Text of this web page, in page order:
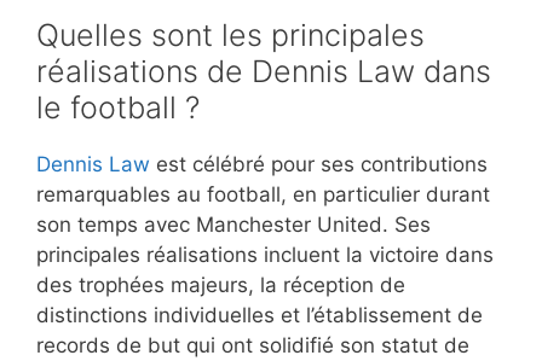
Quelles sont les principales
réalisations de Dennis Law dans
le football ?
Dennis Law est célébré pour ses contributions
remarquables au football, en particulier durant
son temps avec Manchester United. Ses
principales réalisations incluent la victoire dans
des trophées majeurs, la réception de
distinctions individuelles et l’établissement de
records de but qui ont solidifié son statut de